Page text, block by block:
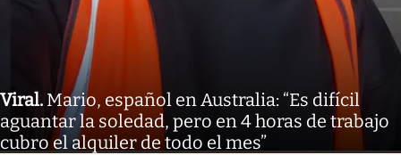
Viral. Mario, español en Australia: “Es difícil
aguantar la soledad, pero en 4 horas de trabajo
cubro el alquiler de todo el mes”